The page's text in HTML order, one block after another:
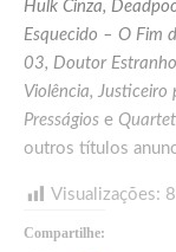
Hulk Cinza,
Esquecido – O Fim
03, Doutor
Violência, Justiceiro
Presságios e
outros títulos
Visualizações:
Compartilhe: